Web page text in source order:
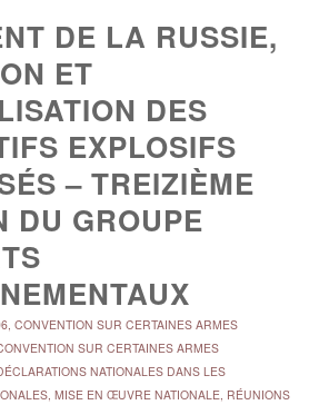
DE LA RUSSIE,
ET
DES
EXPLOSIFS
– TREIZIÈME
DU GROUPE
, CONVENTION SUR CERTAINES ARMES
SUR CERTAINES ARMES
NATIONALES DANS LES
, MISE EN ŒUVRE NATIONALE, RÉUNIONS